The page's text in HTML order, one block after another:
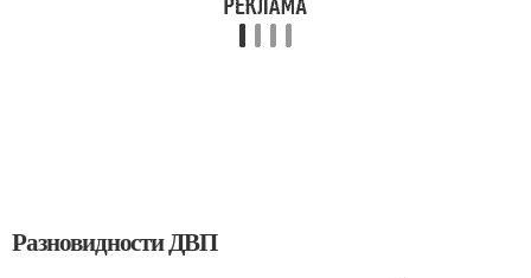
Разновидности ДВП